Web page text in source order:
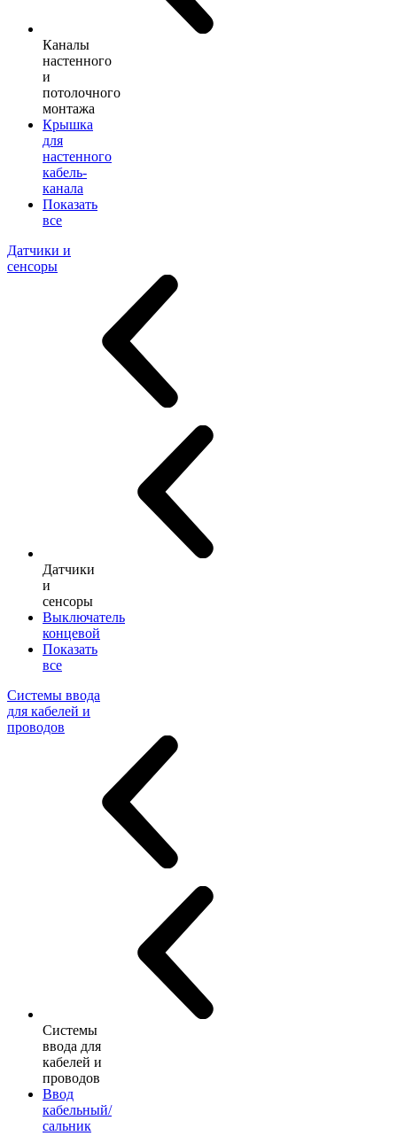
Каналы
настенного
и
потолочного
монтажа
Крышка
для
настенного
кабель-
канала
Показать
все
Датчики и
сенсоры
Датчики
и
сенсоры
Выключатель
концевой
Показать
все
Системы ввода
для кабелей и
проводов
Системы
ввода для
кабелей и
проводов
Ввод
кабельный/
сальник